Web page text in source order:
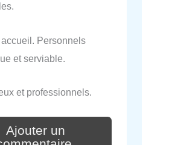
Personnels
et serviable.
et professionnels.
Ajouter un